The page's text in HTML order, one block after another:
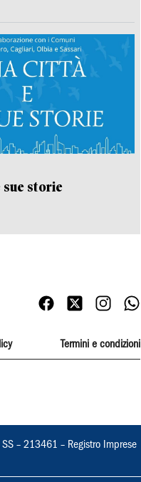
sue storie
Termini e condizioni
– 213461 – Registro Imprese